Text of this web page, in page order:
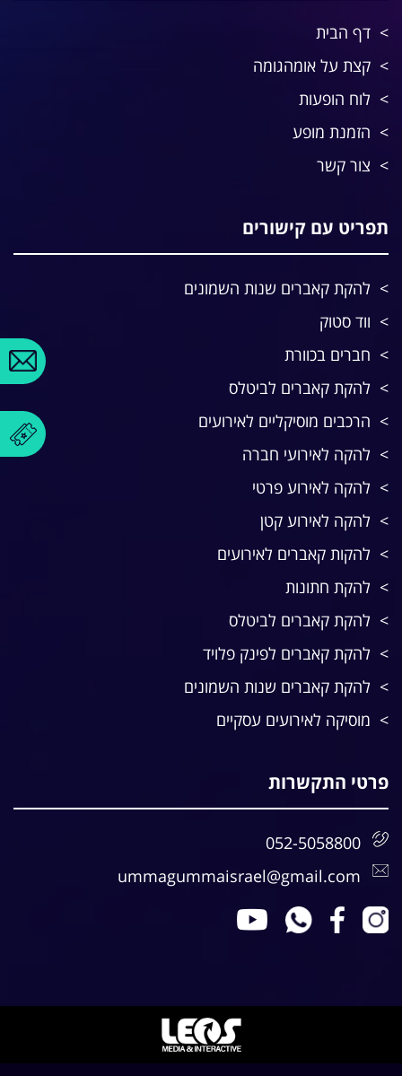
דף הבית
קצת על אומהגומה
לוח הופעות
הזמנת מופע
צור קשר
תפריט עם קישורים
להקת קאברים שנות השמונים
ווד סטוק
חברים בכוורת
להקת קאברים לביטלס
הרכבים מוסיקליים לאירועים
להקה לאירועי חברה
להקה לאירוע פרטי
להקה לאירוע קטן
להקות קאברים לאירועים
להקת חתונות
להקת קאברים לביטלס
להקת קאברים לפינק פלויד
להקת קאברים שנות השמונים
מוסיקה לאירועים עסקיים
פרטי התקשרות
052-5058800
ummagummaisrael@gmail.com